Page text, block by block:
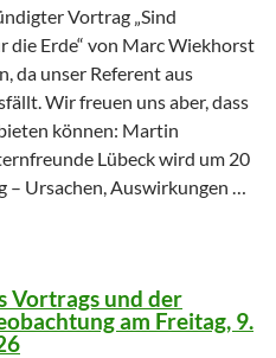
Vortrag „Sind
die Erde“ von Marc Wiekhorst
da unser Referent aus
Wir freuen uns aber, dass
können: Martin
Lübeck wird um 20
Ursachen, Auswirkungen …
Vortrags und der
am Freitag, 9.